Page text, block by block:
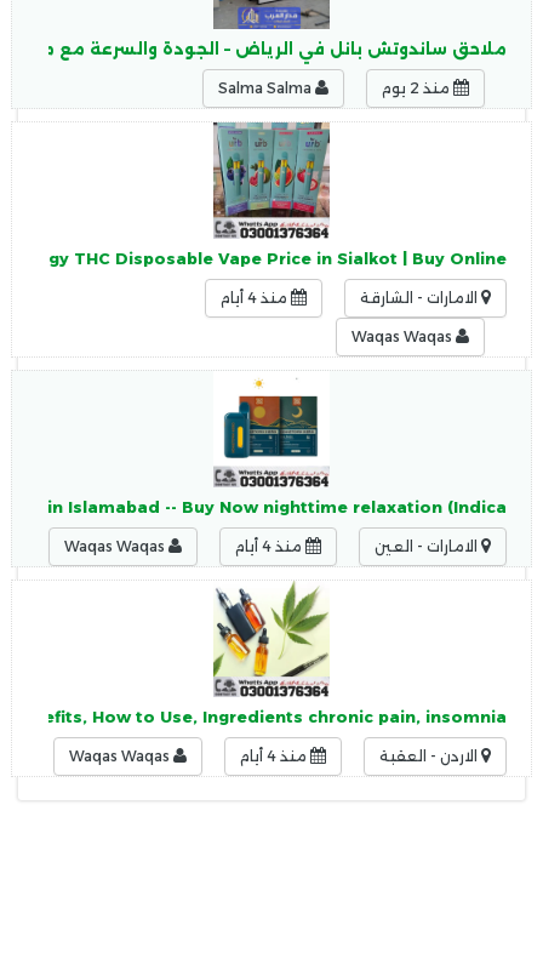
ملاحق ساندوتش بانل في الرياض – الجودة والسرعة مع
منذ 2 يوم
THC Disposable Vape Price in Sialkot | Buy Online
الامارات - الشارقة منذ 4 أيام
in Islamabad -- Buy Now nighttime relaxation (Indica
الامارات - العين منذ 4 أيام
Benefits, How to Use, Ingredients chronic pain, insomnia
الاردن - العقبة منذ 4 أيام